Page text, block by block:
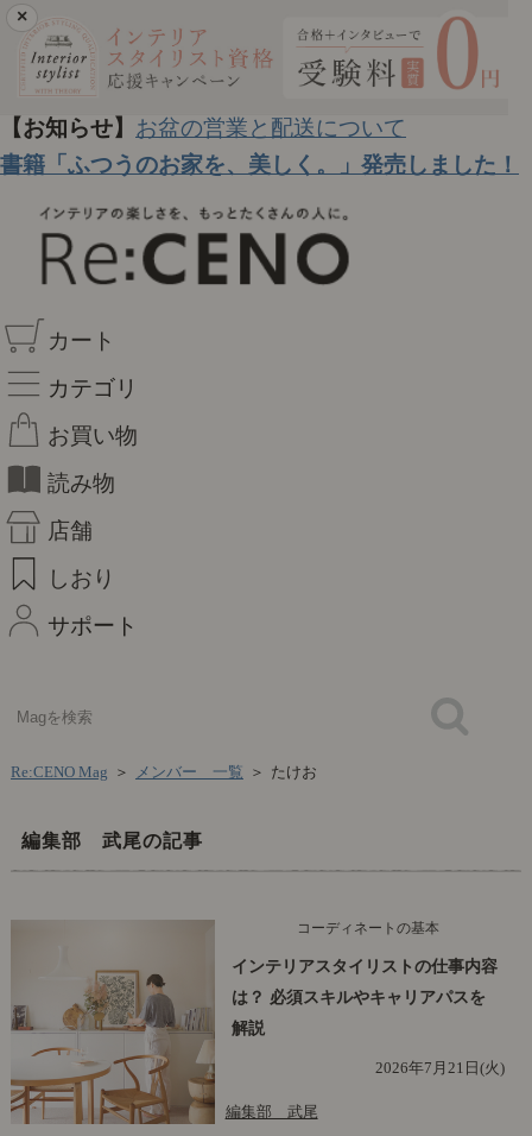
×
【お知らせ】 お盆の営業と配送について
書籍「ふつうのお家を、美しく。」発売しました！
カート
カテゴリ
お買い物
読み物
店舗
しおり
サポート
Re:CENO Mag ＞ メンバー 一覧 ＞ たけお
編集部 武尾の記事
コーディネートの基本
インテリアスタイリストの仕事内容
は？ 必須スキルやキャリアパスを
解説
2026年7月21日(火)
編集部 武尾